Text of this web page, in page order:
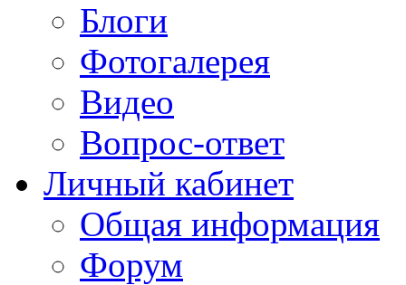
Блоги
Фотогалерея
Видео
Вопрос-ответ
Личный кабинет
Общая информация
Форум